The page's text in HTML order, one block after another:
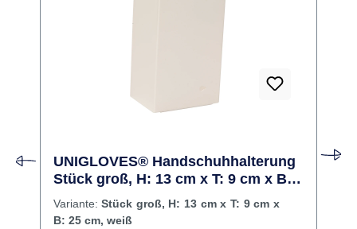
UNIGLOVES® Handschuhhalterung
Stück groß, H: 13 cm x T: 9 cm x B:
25 cm, weiß
Variante: Stück groß, H: 13 cm x T: 9 cm x
B: 25 cm, weiß